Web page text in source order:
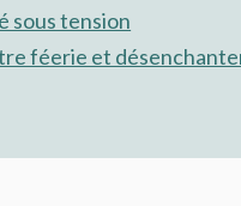
sous tension
féerie et